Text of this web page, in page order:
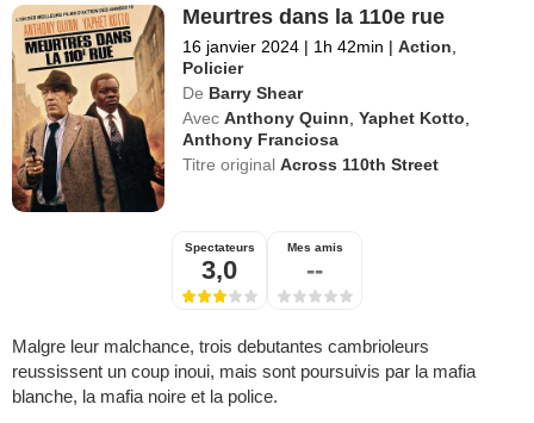
Meurtres dans la 110e rue
16 janvier 2024 | 1h 42min | Action
Policier
De Barry Shear
Avec Anthony Quinn ,Yaphet Kotto
Anthony Franciosa
Titre originalAcross 110th Street
Spectateurs
3,0
Mes amis
--
Malgre leur malchance, trois debutantes cambrioleurs
reussissent un coup inoui, mais sont poursuivis par la mafia
blanche, la mafia noire et la police.